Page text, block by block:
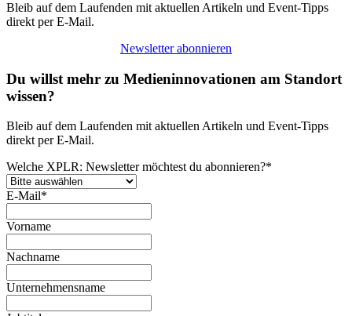
Bleib auf dem Laufenden mit aktuellen Artikeln und Event-Tipps
direkt per E-Mail.
Newsletter abonnieren
Du willst mehr zu Medieninnovationen am Standort
wissen?
Bleib auf dem Laufenden mit aktuellen Artikeln und Event-Tipps
direkt per E-Mail.
Welche XPLR: Newsletter möchtest du abonnieren?*
E-Mail*
Vorname
Nachname
Unternehmensname